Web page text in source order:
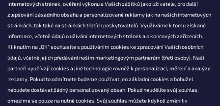
internetových stránek, ověření výkonu a Vašich zážitků jako uživatele, pro další
zlepšování zásadního obsahu a personalizované reklamy jak na našich internetových
stránkách, tak také na stránkách třetích poskytovatelů. Využíváme k tomu získané
informace, včetně údajů o užívání internetových stránek a o koncových zařízeních.
Kliknutím na „OK“ souhlasíte s používáním cookies ke zpracování Vašich osobních
údajů, včetně jejich předávání našim marketingovým partnerům (třetí osoby). Naši
partneři využívají cookies a jiné technologie rovněž k personalizaci, měření a analýze
reklamy. Pokud to odmítnete budeme používat jen základní cookies a bohužel
nebudete dostávat žádný personalizovaný obsah. Pokud neudělíte svůj souhlas,
omezíme se pouze na nutné cookies. Svůj souhlas můžete kdykoli změnit v
KONTAKT
info@falanzo.cz
Falanzo.cz
FalanzoCZ